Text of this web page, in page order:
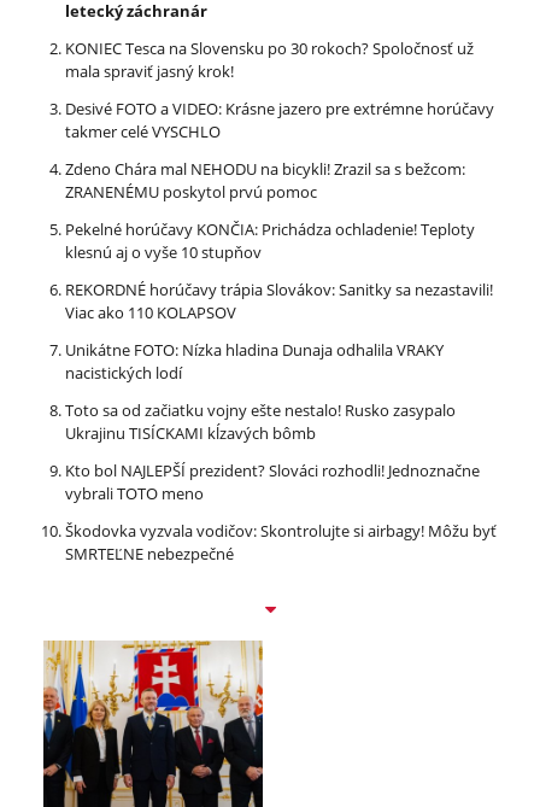
letecký záchranár
KONIEC Tesca na Slovensku po 30 rokoch? Spoločnosť už
mala spraviť jasný krok!
Desivé FOTO a VIDEO: Krásne jazero pre extrémne horúčavy
takmer celé VYSCHLO
Zdeno Chára mal NEHODU na bicykli! Zrazil sa s bežcom:
ZRANENÉMU poskytol prvú pomoc
Pekelné horúčavy KONČIA: Prichádza ochladenie! Teploty
klesnú aj o vyše 10 stupňov
REKORDNÉ horúčavy trápia Slovákov: Sanitky sa nezastavili!
Viac ako 110 KOLAPSOV
Unikátne FOTO: Nízka hladina Dunaja odhalila VRAKY
nacistických lodí
Toto sa od začiatku vojny ešte nestalo! Rusko zasypalo
Ukrajinu TISÍCKAMI kĺzavých bômb
Kto bol NAJLEPŠÍ prezident? Slováci rozhodli! Jednoznačne
vybrali TOTO meno
Škodovka vyzvala vodičov: Skontrolujte si airbagy! Môžu byť
SMRTEĽNE nebezpečné